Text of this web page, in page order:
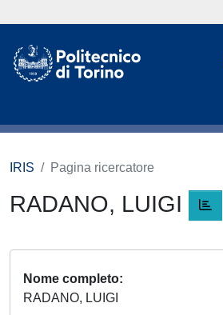
IRIS Pagina ricercatore
RADANO, LUIGI
Nome completo
RADANO, LUIGI